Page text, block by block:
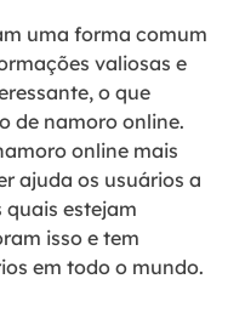
uma forma comum
valiosas e
o que
de namoro online.
online mais
ajuda os usuários a
estejam
isso e tem
em todo o mundo.